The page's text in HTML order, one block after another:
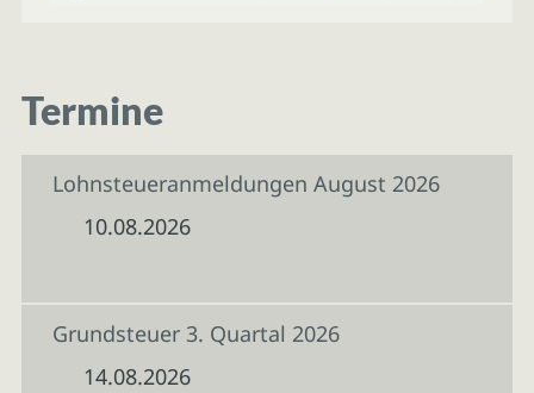
Termine
Lohnsteueranmeldungen August 2026
10.08.2026
Grundsteuer 3. Quartal 2026
14.08.2026